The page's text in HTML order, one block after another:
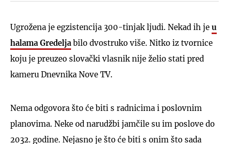
Ugrožena je egzistencija 300-tinjak ljudi. Nekad ih je u
halama Gredelja bilo dvostruko više. Nitko iz tvornice
koju je preuzeo slovački vlasnik nije želio stati pred
kameru Dnevnika Nove TV.
Nema odgovora što će biti s radnicima i poslovnim
planovima. Neke od narudžbi jamčile su im poslove do
2032. godine. Nejasno je što će biti s onim što sada